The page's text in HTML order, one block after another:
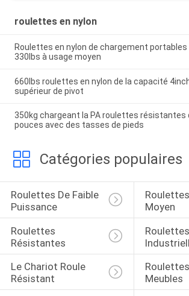
roulettes en nylon
Roulettes en nylon de chargement portables
330lbs à usage moyen
660lbs roulettes en nylon de la capacité
supérieur de pivot
350kg chargeant la PA roulettes résistantes
pouces avec des tasses de pieds
Catégories populaires
Roulettes De Faible
Puissance
Moyen
Roulettes
Résistantes
Roulettes
Le Chariot Roule
Résistant
Meubles